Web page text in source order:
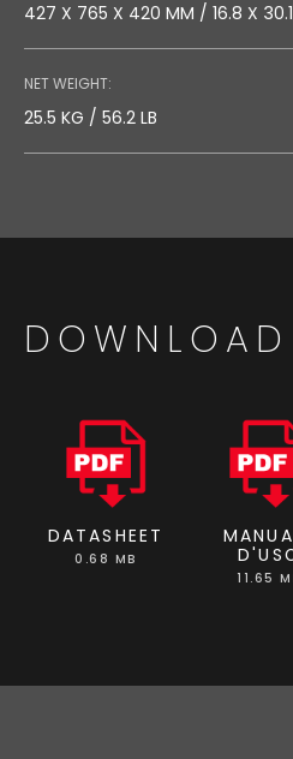
427 X 765 X 420 MM / 16.8 X 30.1
NET WEIGHT:
25.5 KG / 56.2 LB
DOWNLOAD
DATASHEET
0.68 MB
11.65